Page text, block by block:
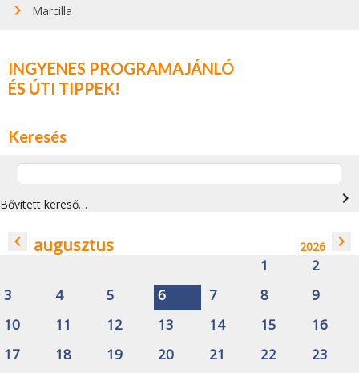
Marcilla
INGYENES PROGRAMAJÁNLÓ
ÉS ÚTI TIPPEK!
Keresés
Bővített kereső… navigate_next
navigate_before augusztus 2026 navigate_next
1
2
3
4 5 6 7 8
9
10
11 12 13 14 15
16
17
18 19 20 21 22
23